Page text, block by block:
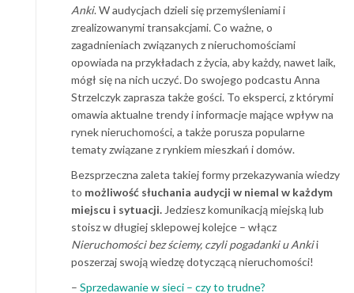
Anki. W audycjach dzieli się przemyśleniami i
zrealizowanymi transakcjami. Co ważne, o
zagadnieniach związanych z nieruchomościami
opowiada na przykładach z życia, aby każdy, nawet laik,
mógł się na nich uczyć. Do swojego podcastu Anna
Strzelczyk zaprasza także gości. To eksperci, z którymi
omawia aktualne trendy i informacje mające wpływ na
rynek nieruchomości, a także porusza popularne
tematy związane z rynkiem mieszkań i domów.
Bezsprzeczna zaleta takiej formy przekazywania wiedzy
to możliwość słuchania audycji w niemal w każdym
miejscu i sytuacji. Jedziesz komunikacją miejską lub
stoisz w długiej sklepowej kolejce – włącz
Nieruchomości bez ściemy, czyli pogadanki u Ankii
poszerzaj swoją wiedzę dotyczącą nieruchomości!
– Sprzedawanie w sieci – czy to trudne?